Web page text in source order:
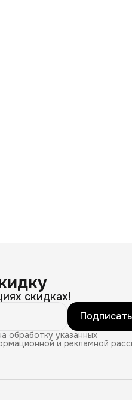
скидках!
обработку указанных
и рекламной